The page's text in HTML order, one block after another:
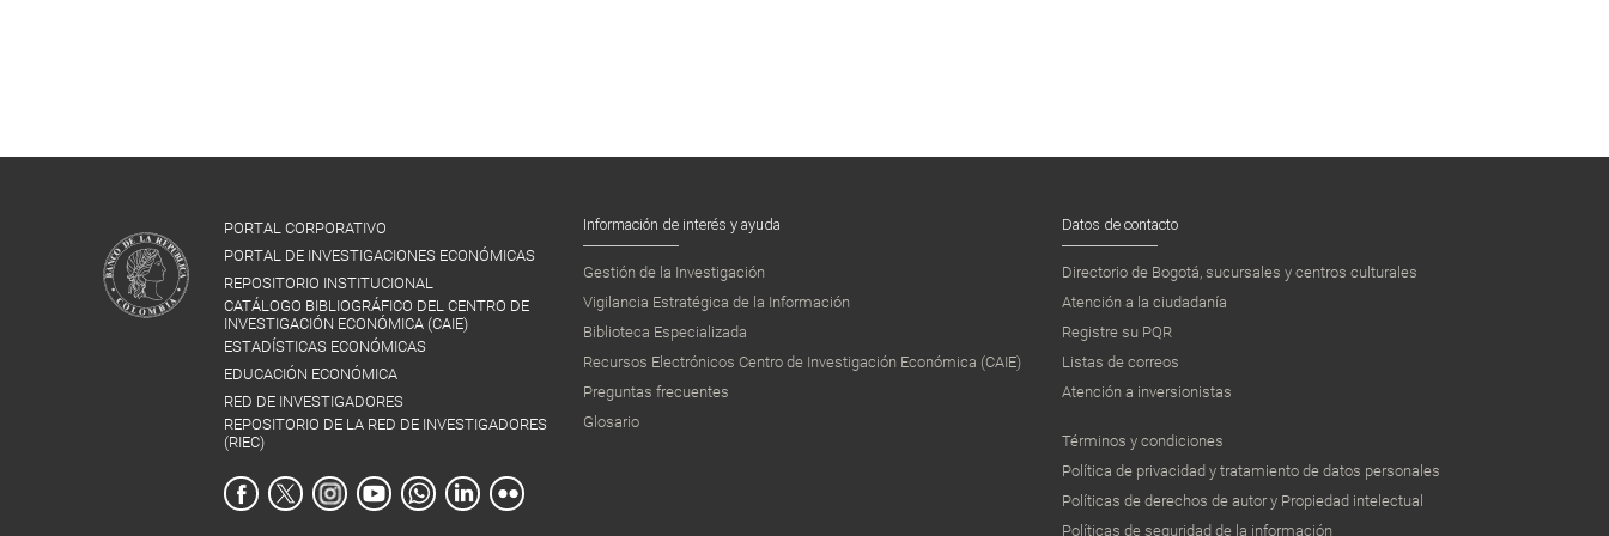
PORTAL CORPORATIVO
PORTAL DE INVESTIGACIONES ECONÓMICAS
REPOSITORIO INSTITUCIONAL
CATÁLOGO BIBLIOGRÁFICO DEL CENTRO DE
INVESTIGACIÓN ECONÓMICA (CAIE)
ESTADÍSTICAS ECONÓMICAS
EDUCACIÓN ECONÓMICA
RED DE INVESTIGADORES
REPOSITORIO DE LA RED DE INVESTIGADORES
(RIEC)
Información de interés y ayuda
Gestión de la Investigación
Vigilancia Estratégica de la Información
Biblioteca Especializada
Recursos Electrónicos Centro de Investigación Económica (CAIE)
Preguntas frecuentes
Glosario
Datos de contacto
Directorio de Bogotá, sucursales y centros culturales
Atención a la ciudadanía
Registre su PQR
Listas de correos
Atención a inversionistas
Términos y condiciones
Política de privacidad y tratamiento de datos personales
Políticas de derechos de autor y Propiedad intelectual
Políticas de seguridad de la información